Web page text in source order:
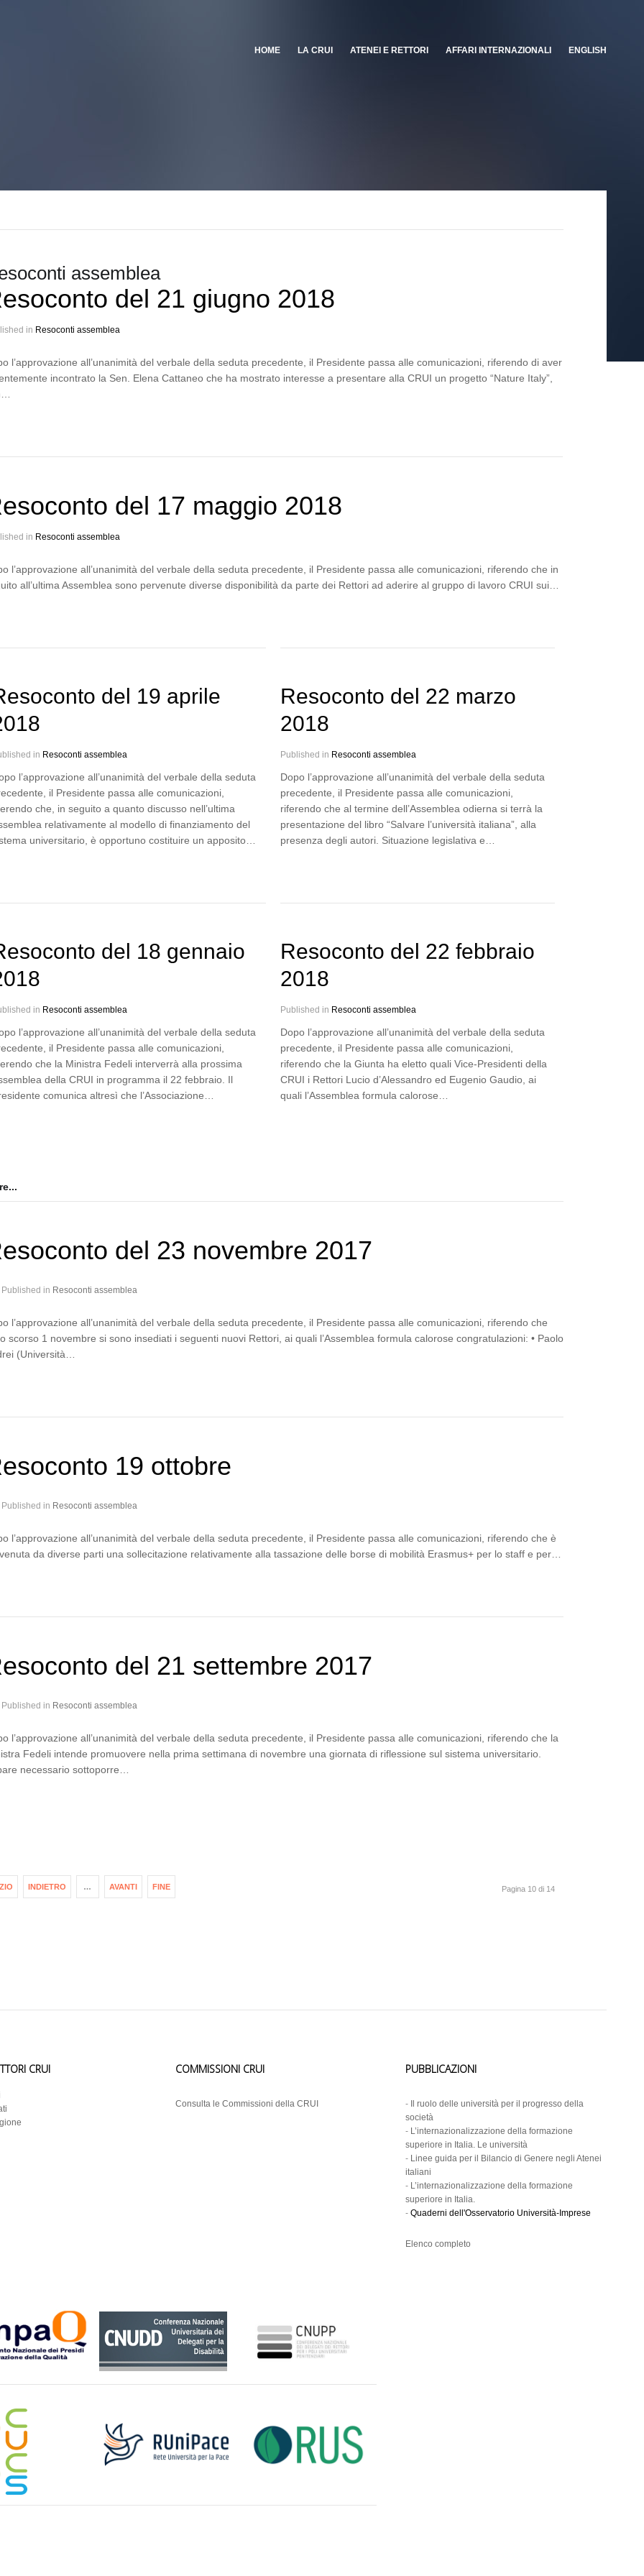
HOME LA CRUI ATENEI E RETTORI AFFARI INTERNAZIONALI ENGLISH
assemblea
del 21 giugno 2018
in Resoconti assemblea
l’approvazione all’unanimità del verbale della seduta precedente, il Presidente passa alle comunicazioni, riferendo di aver
incontrato la Sen. Elena Cattaneo che ha mostrato interesse a presentare alla CRUI un progetto “Nature Italy”,
del 17 maggio 2018
in Resoconti assemblea
l’approvazione all’unanimità del verbale della seduta precedente, il Presidente passa alle comunicazioni, riferendo che in
all’ultima Assemblea sono pervenute diverse disponibilità da parte dei Rettori ad aderire al gruppo di lavoro CRUI sui…
del 19 aprile
in Resoconti assemblea
l’approvazione all’unanimità del verbale della seduta
il Presidente passa alle comunicazioni,
che, in seguito a quanto discusso nell’ultima
relativamente al modello di finanziamento del
universitario, è opportuno costituire un apposito…
Resoconto del 22 marzo
2018
Published in Resoconti assemblea
Dopo l’approvazione all’unanimità del verbale della seduta
precedente, il Presidente passa alle comunicazioni,
riferendo che al termine dell’Assemblea odierna si terrà la
presentazione del libro “Salvare l’università italiana”, alla
presenza degli autori. Situazione legislativa e…
del 18 gennaio
in Resoconti assemblea
l’approvazione all’unanimità del verbale della seduta
il Presidente passa alle comunicazioni,
che la Ministra Fedeli interverrà alla prossima
della CRUI in programma il 22 febbraio. Il
comunica altresì che l’Associazione…
Resoconto del 22 febbraio
2018
Published in Resoconti assemblea
Dopo l’approvazione all’unanimità del verbale della seduta
precedente, il Presidente passa alle comunicazioni,
riferendo che la Giunta ha eletto quali Vice-Presidenti della
CRUI i Rettori Lucio d’Alessandro ed Eugenio Gaudio, ai
quali l’Assemblea formula calorose…
del 23 novembre 2017
Published in Resoconti assemblea
l’approvazione all’unanimità del verbale della seduta precedente, il Presidente passa alle comunicazioni, riferendo che
scorso 1 novembre si sono insediati i seguenti nuovi Rettori, ai quali l’Assemblea formula calorose congratulazioni: • Paolo
(Università…
19 ottobre
Published in Resoconti assemblea
l’approvazione all’unanimità del verbale della seduta precedente, il Presidente passa alle comunicazioni, riferendo che è
da diverse parti una sollecitazione relativamente alla tassazione delle borse di mobilità Erasmus+ per lo staff e per…
del 21 settembre 2017
Published in Resoconti assemblea
l’approvazione all’unanimità del verbale della seduta precedente, il Presidente passa alle comunicazioni, riferendo che la
Fedeli intende promuovere nella prima settimana di novembre una giornata di riflessione sul sistema universitario.
necessario sottoporre…
INDIETRO … AVANTI FINE Pagina 10 di 14
CRUI COMMISSIONI CRUI
Consulta le Commissioni della CRUI
PUBBLICAZIONI
-
Il ruolo delle università per il progresso della
società
- L’internazionalizzazione della formazione
superiore in Italia. Le università
- Linee guida per il Bilancio di Genere negli Atenei
italiani
- L’internazionalizzazione della formazione
superiore in Italia.
- Quaderni dell'Osservatorio Università-Imprese
Elenco completo